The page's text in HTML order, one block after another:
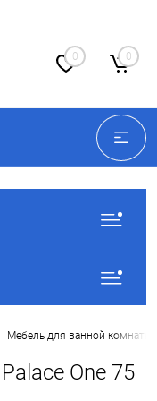
0 0
Мебель для ванной комнаты
One 75